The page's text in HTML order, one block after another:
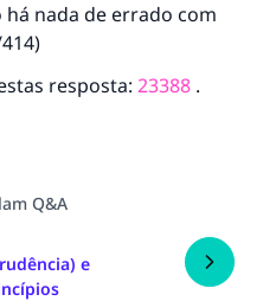
nada de errado com
resposta: 23388 .
Q&A
e